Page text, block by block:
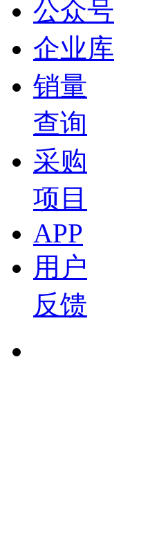
2026-07-15 15:05
13:26
东风汽车研发总院
新材料论坛
盖世直播君
2026-07-15 15:04
18:49
小鹏汽车 马佳：
盖世直播君
2026-07-15 15:02
19:02
西门子 闫韬博士
新材料论坛
盖世直播君
2026-07-15 14:42
公众号
企业库
销量
查询
采购
项目
APP
用户
反馈